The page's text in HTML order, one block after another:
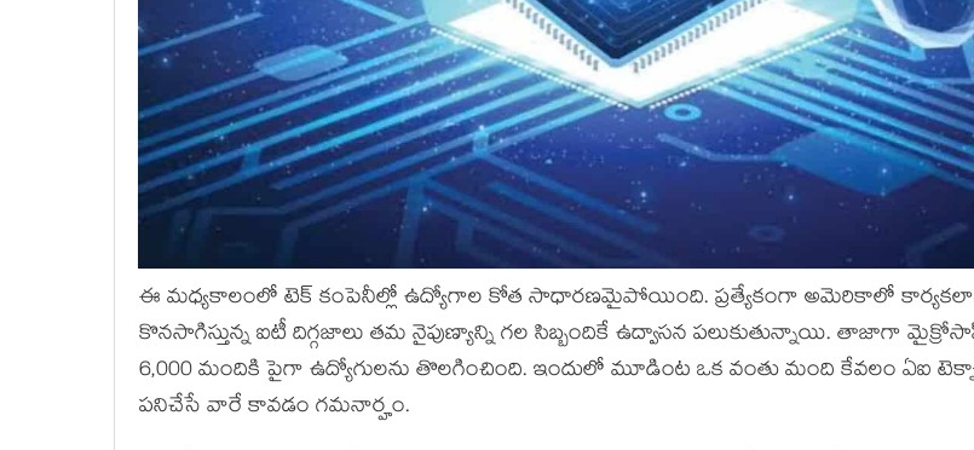
ఈ మధ్యకాలంలో టెక్ కంపెనీల్లో ఉద్యోగాల కోత సాధారణమైపోయింది. ప్రత్యేకంగా అమెరికాలో
కొనసాగిస్తున్న ఐటీ దిగ్గజాలు తమ నైపుణ్యాన్ని గల సిబ్బందికే ఉద్వాసన పలుకుతున్నాయి. తాజాగా
6,000 మందికి పైగా ఉద్యోగులను తొలగించింది. ఇందులో మూడింట ఒక వంతు మంది కేవలం ఏఐ
పనిచేసే వారే కావడం గమనార్హం.